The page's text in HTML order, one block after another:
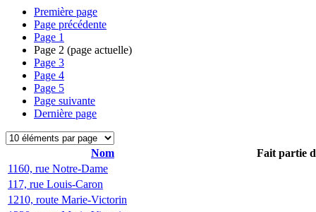
Première page
Page précédente
Page 1
Page 2 (page actuelle)
Page 3
Page 4
Page 5
Page suivante
Dernière page
Nom
Fait partie
1160, rue Notre-Dame
117, rue Louis-Caron
1210, route Marie-Victorin